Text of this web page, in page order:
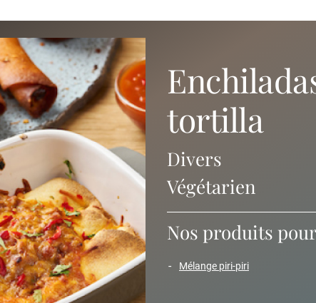
enchiladas avec sauce
tortilla
Divers
Végétarien
Nos produits
mélange piri-piri